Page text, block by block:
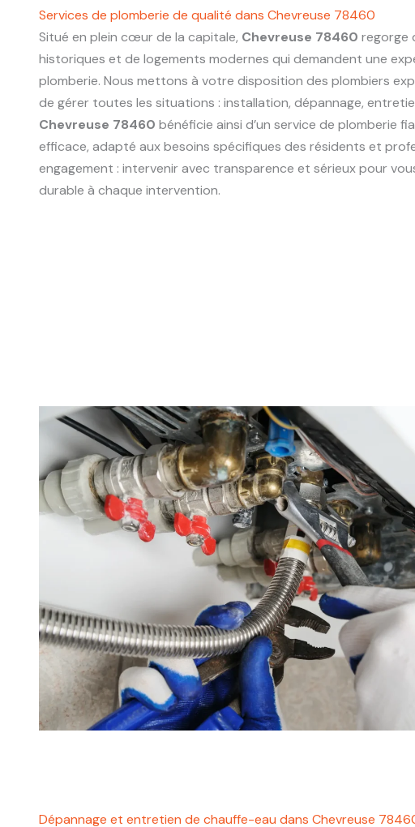
Services de plomberie de qualité dans Chevreuse 78460
Situé en plein cœur de la capitale, Chevreuse 78460 regorge
historiques et de logements modernes qui demandent une
plomberie. Nous mettons à votre disposition des plombiers
de gérer toutes les situations : installation, dépannage,
Chevreuse 78460 bénéficie ainsi d’un service de plomberie
efficace, adapté aux besoins spécifiques des résidents et
engagement : intervenir avec transparence et sérieux pour
durable à chaque intervention.
Dépannage et entretien de chauffe-eau dans Chevreuse